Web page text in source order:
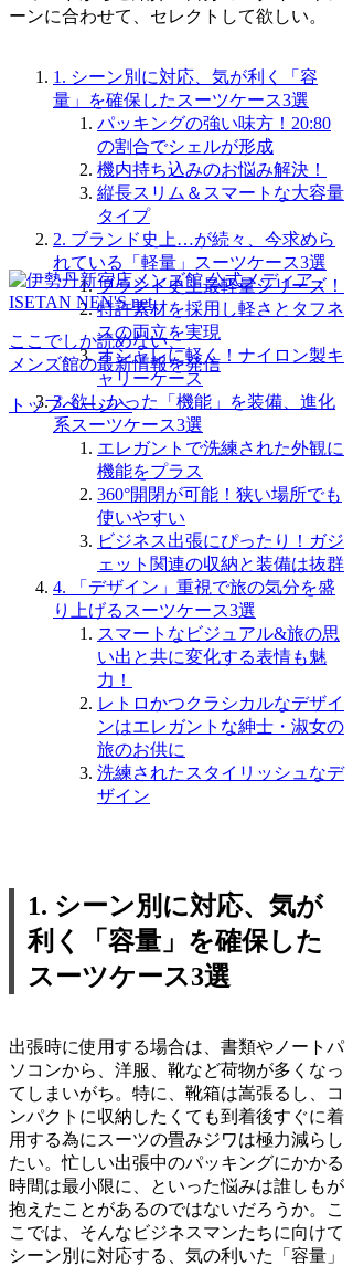
ーンに合わせて、セレクトして欲しい。
1. シーン別に対応、気が利く「容
量」を確保したスーツケース3選
パッキングの強い味方！20:80
の割合でシェルが形成
機内持ち込みのお悩み解決！
縦長スリム＆スマートな大容量
タイプ
2. ブランド史上…が続々、今求めら
れている「軽量」スーツケース3選
ブランド史上最軽量シリーズ！
特許素材を採用し軽さとタフネ
スの両立を実現
オシャレに軽く！ナイロン製キ
ャリーケース
3. 欲しかった「機能」を装備、進化
系スーツケース3選
エレガントで洗練された外観に
機能をプラス
360°開閉が可能！狭い場所でも
使いやすい
ビジネス出張にぴったり！ガジ
ェット関連の収納と装備は抜群
4. 「デザイン」重視で旅の気分を盛
り上げるスーツケース3選
スマートなビジュアル&旅の思
い出と共に変化する表情も魅
力！
レトロかつクラシカルなデザイ
ンはエレガントな紳士・淑女の
旅のお供に
洗練されたスタイリッシュなデ
ザイン
1. シーン別に対応、気が
利く「容量」を確保した
スーツケース3選
出張時に使用する場合は、書類やノートパ
ソコンから、洋服、靴など荷物が多くなっ
てしまいがち。特に、靴箱は嵩張るし、コ
ンパクトに収納したくても到着後すぐに着
用する為にスーツの畳みジワは極力減らし
たい。忙しい出張中のパッキングにかかる
時間は最小限に、といった悩みは誰しもが
抱えたことがあるのではないだろうか。こ
こでは、そんなビジネスマンたちに向けて
シーン別に対応する、気の利いた「容量」
ここでしか読めない、
メンズ館の最新情報を発信
トップページへ